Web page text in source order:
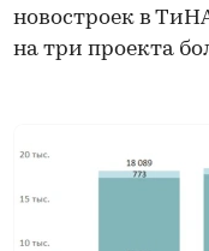
новостроек в
на три проекта